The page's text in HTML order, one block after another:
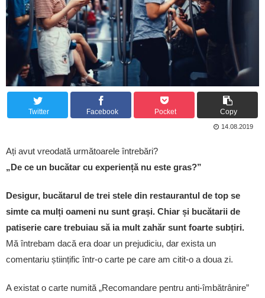
Twitter Facebook Pocket Copy
14.08.2019
Ați avut vreodată următoarele întrebări?
„De ce un bucătar cu experiență nu este gras?”
Desigur, bucătarul de trei stele din restaurantul de top se
simte ca mulți oameni nu sunt grași. Chiar și bucătarii de
patiserie care trebuiau să ia mult zahăr sunt foarte subțiri.
Mă întrebam dacă era doar un prejudiciu, dar exista un
comentariu științific într-o carte pe care am citit-o a doua zi.
A existat o carte numită „Recomandare pentru anti-îmbătrânire”